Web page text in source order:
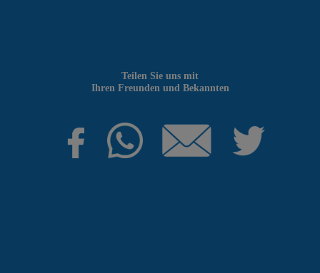
Teilen Sie uns mit
Ihren Freunden und Bekannten